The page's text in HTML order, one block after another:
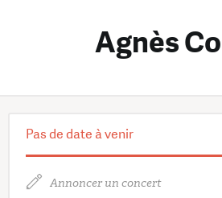
Agnès
Pas de date à venir
Annoncer un concert